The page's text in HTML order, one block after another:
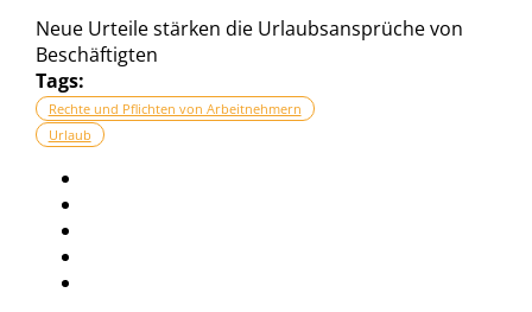
Neue Urteile stärken die Urlaubsansprüche von
Beschäftigten
Tags:
Rechte und Pflichten von Arbeitnehmern
Urlaub